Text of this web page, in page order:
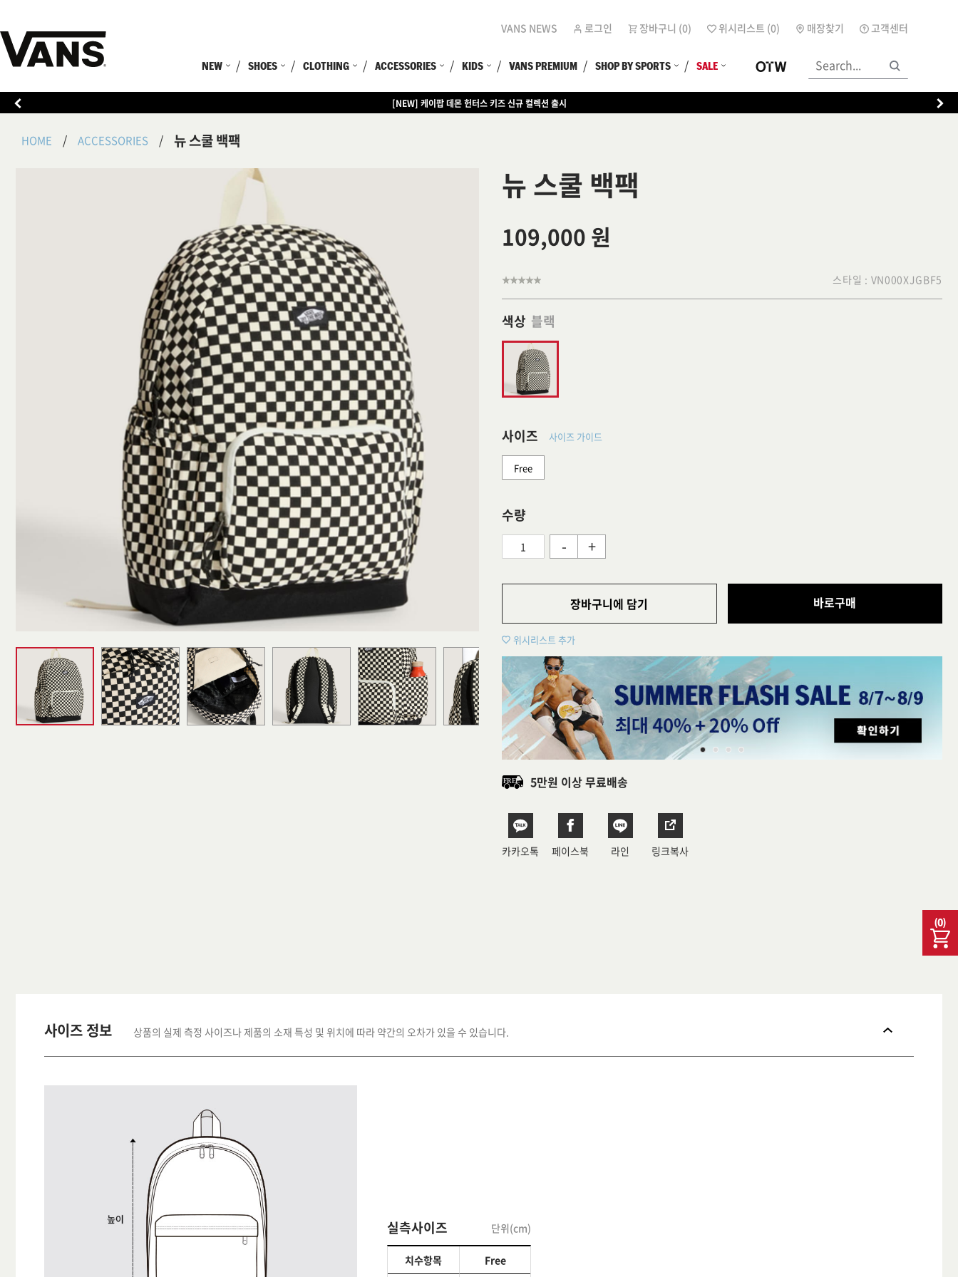
VANS NEWS 로그인 장바구니 (0) 위시리스트 (0) 매장찾기 고객센터
NEW SHOES CLOTHING ACCESSORIES KIDS VANS PREMIUM SHOP BY SPORTS SALE
(0)
[EVENT] 15만원 이상 구매 시 쿨러백 증정
HOME ACCESSORIES 뉴 스쿨 백팩
뉴 스쿨 백팩
109,000 원
스타일 : VN000XJGBF5
색상 블랙
사이즈 사이즈 가이드
Free
수량
- +
장바구니에 담기 바로구매
위시리스트 추가
5만원 이상 무료배송
카카오톡 페이스북 라인 링크복사
사이즈 정보 상품의 실제 측정 사이즈나 제품의 소재 특성 및 위치에 따라 약간의 오차가 있을 수 있습니다.
실측사이즈 단위(cm)
치수항목
Free